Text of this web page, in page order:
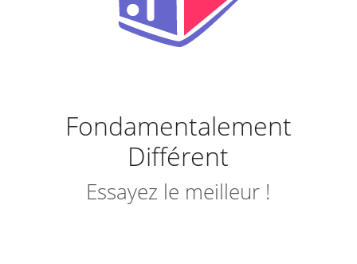
Fondamentalement
Différent
Essayez le meilleur !